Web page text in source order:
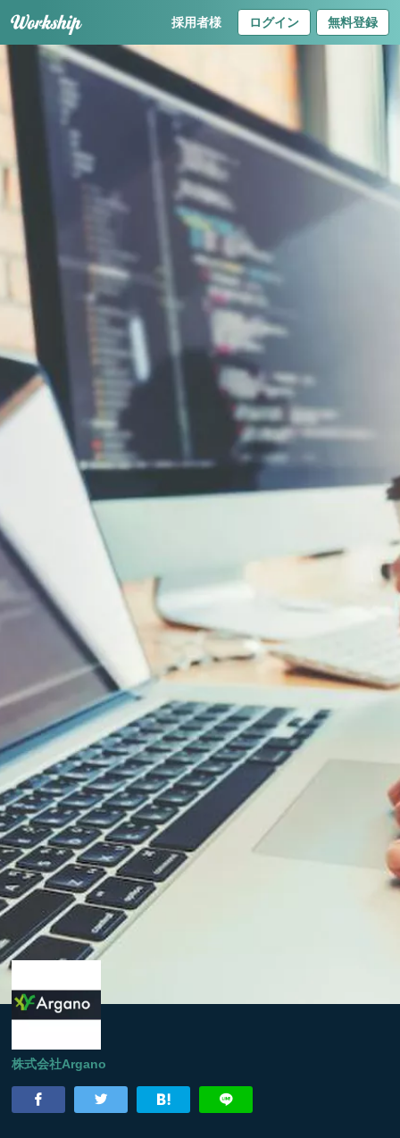
採用者様 ログイン 無料登録
株式会社Argano